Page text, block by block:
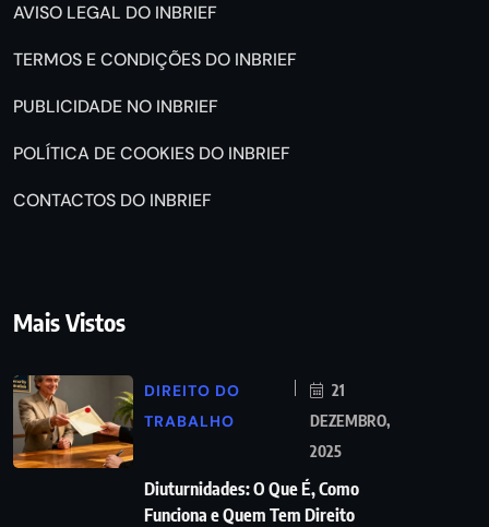
AVISO LEGAL DO INBRIEF
TERMOS E CONDIÇÕES DO INBRIEF
PUBLICIDADE NO INBRIEF
POLÍTICA DE COOKIES DO INBRIEF
CONTACTOS DO INBRIEF
Mais Vistos
DIREITO DO
TRABALHO
21
DEZEMBRO,
2025
Diuturnidades: O Que É, Como
Funciona e Quem Tem Direito